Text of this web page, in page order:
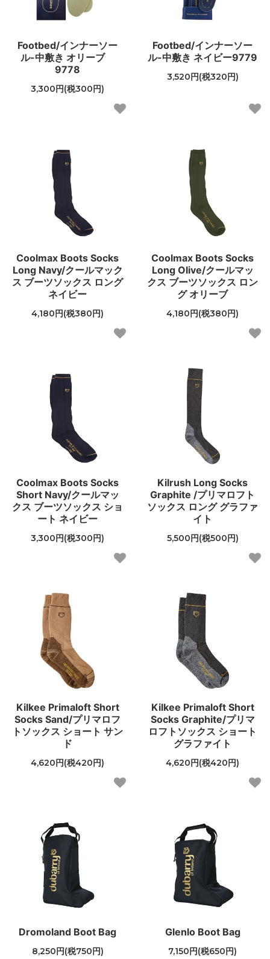
Footbed/インナーソー
ル-中敷き オリーブ
9778
3,300円(税300円)
Footbed/インナーソー
ル-中敷き ネイビー9779
3,520円(税320円)
Coolmax Boots Socks
Long Navy/クールマック
ス ブーツソックス ロング
ネイビー
4,180円(税380円)
Coolmax Boots Socks
Long Olive/クールマッ
クス ブーツソックス ロン
グ オリーブ
4,180円(税380円)
Coolmax Boots Socks
Short Navy/クールマッ
クス ブーツソックス ショ
ート ネイビー
3,300円(税300円)
Kilrush Long Socks
Graphite /プリマロフト
ソックス ロング グラファ
イト
5,500円(税500円)
Kilkee Primaloft Short
Socks Sand/プリマロフ
トソックス ショート サン
ド
4,620円(税420円)
Kilkee Primaloft Short
Socks Graphite/プリマ
ロフトソックス ショート
グラファイト
4,620円(税420円)
Dromoland Boot Bag
8,250円(税750円)
Glenlo Boot Bag
7,150円(税650円)